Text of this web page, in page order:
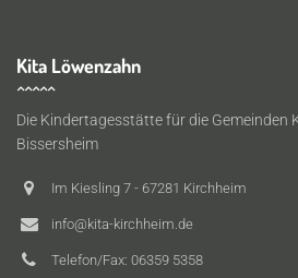
Kita Löwenzahn
Die Kindertagesstätte für die Gemeinden
Bissersheim
Im Kiesling 7 - 67281 Kirchheim
info@kita-kirchheim.de
Telefon/Fax: 06359 5358